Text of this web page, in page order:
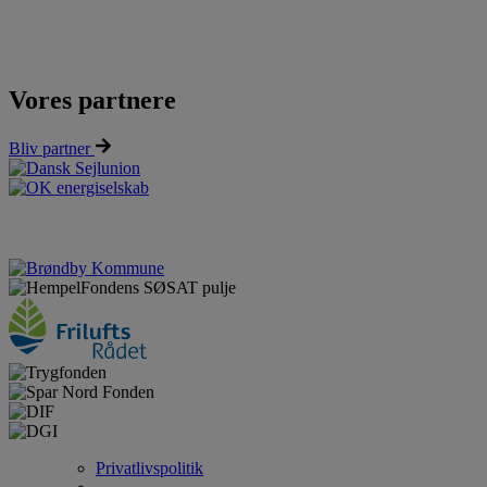
Vores partnere
Bliv partner
Privatlivspolitik